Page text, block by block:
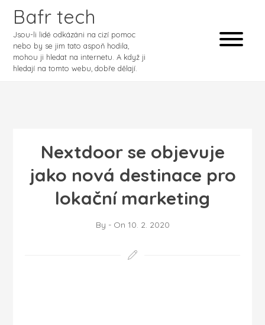
Bafr tech
Jsou-li lidé odkázáni na cizí pomoc
nebo by se jim tato aspoň hodila,
mohou ji hledat na internetu. A když ji
hledají na tomto webu, dobře dělají.
Nextdoor se objevuje
jako nová destinace pro
lokační marketing
By - On 10. 2. 2020